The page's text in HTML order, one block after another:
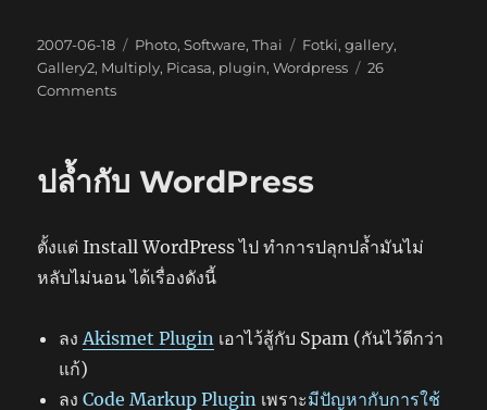
Posted
on
2007-06-18 Categories
Photo,Software,Thai Tags
Fotki,gallery,
Gallery2, Multiply, Picasa, plugin,Wordpress
26
Commentson
ปล้ำกับ WordPress
ตั้งแต่ Install WordPress ไป ทำการปลุกปล้ำมันไม่
หลับไม่นอน ได้เรื่องดังนี้
ลงAkismet Plugin เอาไว้สู้กับ Spam (กันไว้ดีกว่า
แก้)
ลงCode Markup Plugin เพราะมีปัญหากับการใช้